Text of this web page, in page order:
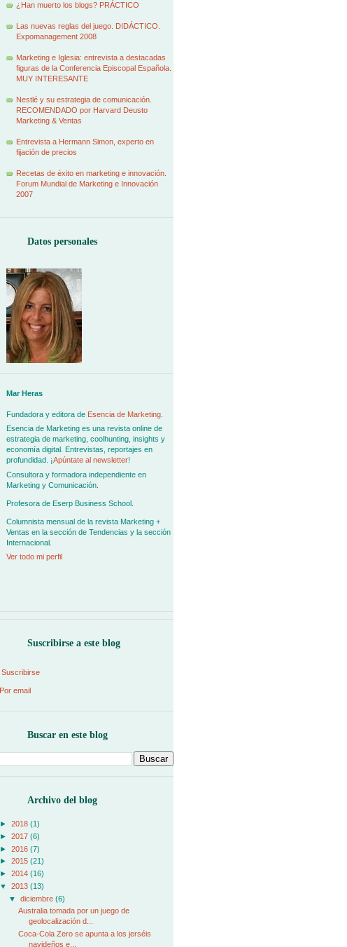
¿Han muerto los blogs? PRÁCTICO
Las nuevas reglas del juego. DIDÁCTICO.
Expomanagement 2008
Marketing e Iglesia: entrevista a destacadas
figuras de la Conferencia Episcopal Española.
MUY INTERESANTE
Nestlé y su estrategia de comunicación.
RECOMENDADO por Harvard Deusto
Marketing & Ventas
Entrevista a Hermann Simon, experto en
fijación de precios
Recetas de éxito en marketing e innovación.
Forum Mundial de Marketing e Innovación
2007
Datos personales
Mar Heras
Fundadora y editora de Esencia de Marketing.
Esencia de Marketing es una revista online de
estrategia de marketing, coolhunting, insights y
economía digital. Entrevistas, reportajes en
profundidad. ¡Apúntate al newsletter!
Consultora y formadora independiente en
Marketing y Comunicación.
Profesora de Eserp Business School.
Columnista mensual de la revista Marketing +
Ventas en la sección de Tendencias y la sección
Internacional.
Ver todo mi perfil
Suscribirse a este blog
Suscribirse
Por email
Buscar en este blog
Archivo del blog
► 2018 (1)
► 2017 (6)
► 2016 (7)
► 2015 (21)
► 2014 (16)
▼ 2013 (13)
▼ diciembre (6)
Australia tomada por un juego de
geolocalización d...
Coca-Cola Zero se apunta a los jerséis
navideños e...